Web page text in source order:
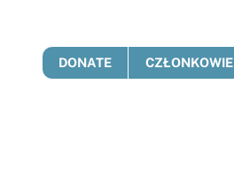
DONATE CZŁONKOWIE